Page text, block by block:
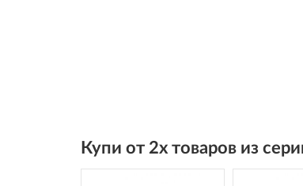
Купи от 2х товаров из